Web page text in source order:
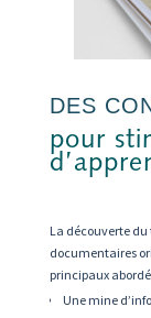
DES
pour
La découverte
documentaires
principaux
Une mine